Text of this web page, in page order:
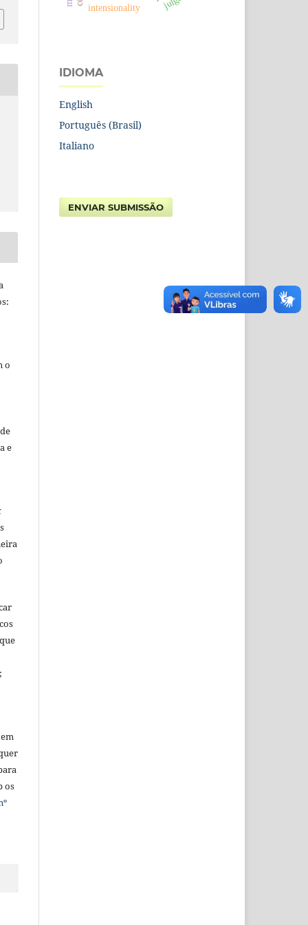
o
e
os
intensionality
IDIOMA
English
Português (Brasil)
Italiano
ENVIAR SUBMISSÃO